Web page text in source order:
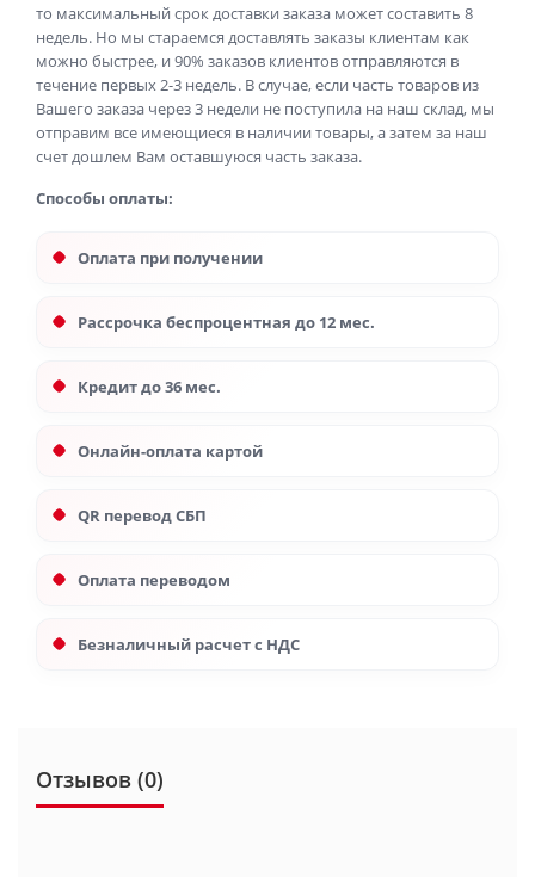
то максимальный срок доставки заказа может составить 8
недель. Но мы стараемся доставлять заказы клиентам как
можно быстрее, и 90% заказов клиентов отправляются в
течение первых 2-3 недель. В случае, если часть товаров из
Вашего заказа через 3 недели не поступила на наш склад, мы
отправим все имеющиеся в наличии товары, а затем за наш
счет дошлем Вам оставшуюся часть заказа.
Способы оплаты:
Оплата при получении
Рассрочка беспроцентная до 12 мес.
Кредит до 36 мес.
Онлайн-оплата картой
QR перевод СБП
Оплата переводом
Безналичный расчет с НДС
Отзывов (0)